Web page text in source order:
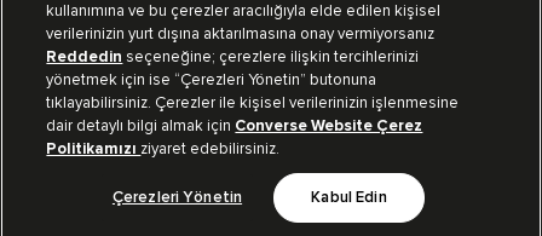
Koleksiyon
Kurumsal
Bizi Takip Et
kullanımına ve bu çerezler aracılığıyla elde edilen kişisel
verilerinizin yurt dışına aktarılmasına onay vermiyorsanız
Reddedin seçeneğine; çerezlere ilişkin tercihlerinizi
yönetmek için ise “Çerezleri Yönetin” butonuna
tıklayabilirsiniz. Çerezler ile kişisel verilerinizin işlenmesine
dair detaylı bilgi almak için Converse Website Çerez
Politikamızı ziyaret edebilirsiniz.
Çerezleri Yönetin Kabul Edin